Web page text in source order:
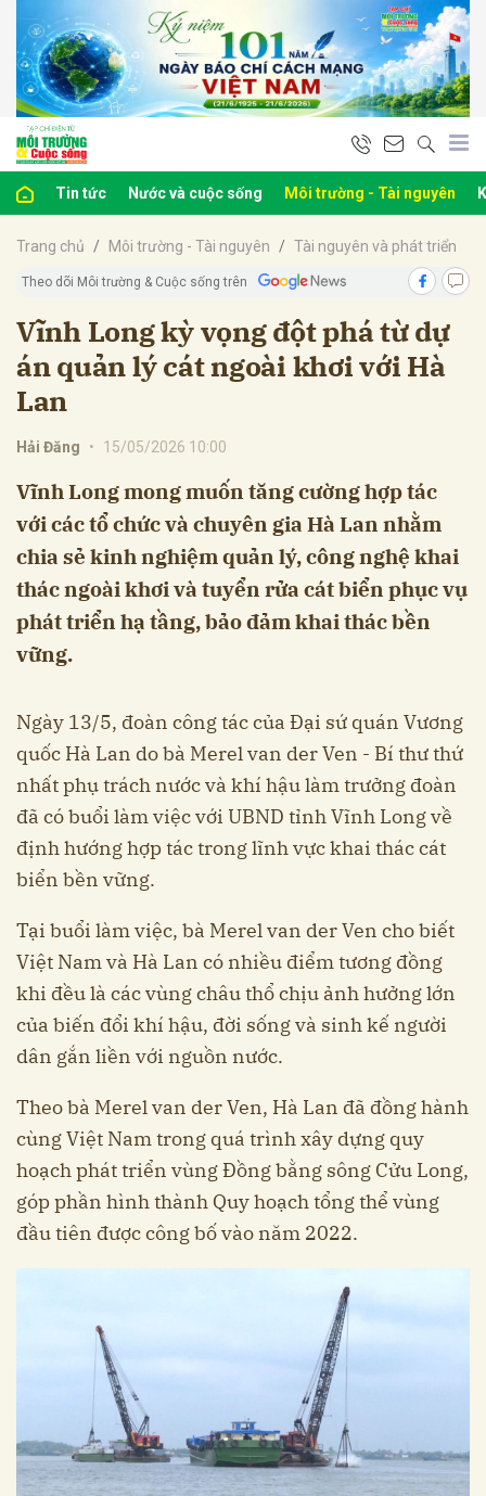
Tin tức Nước và cuộc sống Môi trường - Tài nguyên
Trang chủ Môi trường - Tài nguyên Tài nguyên và phát triển
Theo dõi Môi trường & Cuộc sống trên
Vĩnh Long kỳ vọng đột phá từ dự
án quản lý cát ngoài khơi với Hà
Lan
Hải Đăng • 15/05/2026 10:00
Vĩnh Long mong muốn tăng cường hợp tác
với các tổ chức và chuyên gia Hà Lan nhằm
chia sẻ kinh nghiệm quản lý, công nghệ khai
thác ngoài khơi và tuyển rửa cát biển phục vụ
phát triển hạ tầng, bảo đảm khai thác bền
vững.
Ngày 13/5, đoàn công tác của Đại sứ quán Vương
quốc Hà Lan do bà Merel van der Ven - Bí thư thứ
nhất phụ trách nước và khí hậu làm trưởng đoàn
đã có buổi làm việc với UBND tỉnh Vĩnh Long về
định hướng hợp tác trong lĩnh vực khai thác cát
biển bền vững.
Tại buổi làm việc, bà Merel van der Ven cho biết
Việt Nam và Hà Lan có nhiều điểm tương đồng
khi đều là các vùng châu thổ chịu ảnh hưởng lớn
của biến đổi khí hậu, đời sống và sinh kế người
dân gắn liền với nguồn nước.
Theo bà Merel van der Ven, Hà Lan đã đồng hành
cùng Việt Nam trong quá trình xây dựng quy
hoạch phát triển vùng Đồng bằng sông Cửu Long,
góp phần hình thành Quy hoạch tổng thể vùng
đầu tiên được công bố vào năm 2022.
luận
Hủy